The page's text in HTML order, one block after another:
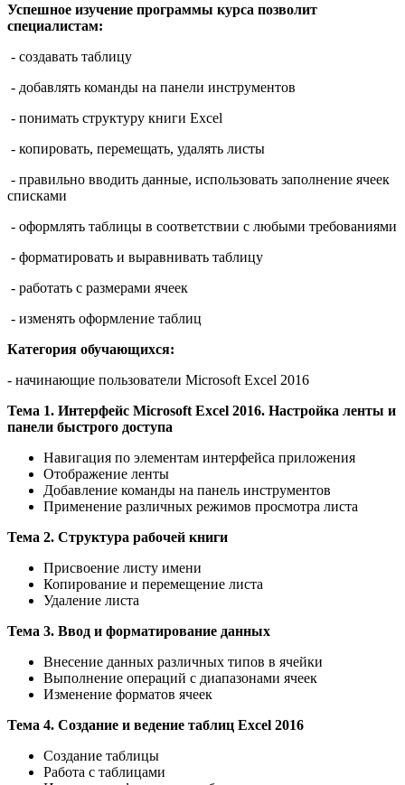
Успешное изучение программы курса позволит
специалистам:
- создавать таблицу
- добавлять команды на панели инструментов
- понимать структуру книги Excel
- копировать, перемещать, удалять листы
- правильно вводить данные, использовать заполнение ячеек
списками
- оформлять таблицы в соответствии с любыми требованиями
- форматировать и выравнивать таблицу
- работать с размерами ячеек
- изменять оформление таблиц
Категория обучающихся:
- начинающие пользователи Microsoft Excel 2016
Тема 1. Интерфейс Microsoft Excel 2016. Настройка ленты и
панели быстрого доступа
Навигация по элементам интерфейса приложения
Отображение ленты
Добавление команды на панель инструментов
Применение различных режимов просмотра листа
Тема 2. Структура рабочей книги
Присвоение листу имени
Копирование и перемещение листа
Удаление листа
Тема 3. Ввод и форматирование данных
Внесение данных различных типов в ячейки
Выполнение операций с диапазонами ячеек
Изменение форматов ячеек
Тема 4. Создание и ведение таблиц Excel 2016
Создание таблицы
Работа с таблицами